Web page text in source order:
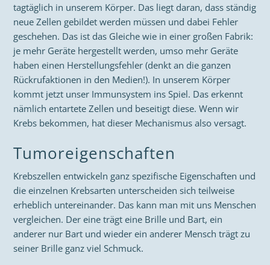
tagtäglich in unserem Körper. Das liegt daran, dass ständig
neue Zellen gebildet werden müssen und dabei Fehler
geschehen. Das ist das Gleiche wie in einer großen Fabrik:
je mehr Geräte hergestellt werden, umso mehr Geräte
haben einen Herstellungsfehler (denkt an die ganzen
Rückrufaktionen in den Medien!). In unserem Körper
kommt jetzt unser Immunsystem ins Spiel. Das erkennt
nämlich entartete Zellen und beseitigt diese. Wenn wir
Krebs bekommen, hat dieser Mechanismus also versagt.
Tumoreigenschaften
Krebszellen entwickeln ganz spezifische Eigenschaften und
die einzelnen Krebsarten unterscheiden sich teilweise
erheblich untereinander. Das kann man mit uns Menschen
vergleichen. Der eine trägt eine Brille und Bart, ein
anderer nur Bart und wieder ein anderer Mensch trägt zu
seiner Brille ganz viel Schmuck.